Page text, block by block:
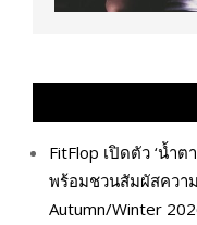
FitFlop เปิดตัว ‘น้ำ
พร้อมชวนสัมผัสควา
Autumn/Winter